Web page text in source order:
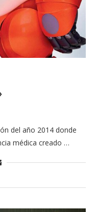
del año 2014 donde
médica creado …